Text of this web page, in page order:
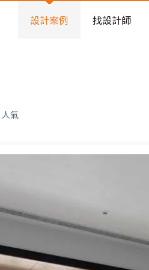
看不見的
老屋預算分
設計案例 找設計師
人氣